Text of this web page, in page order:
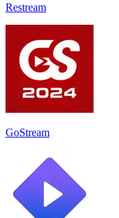
Restream
GoStream